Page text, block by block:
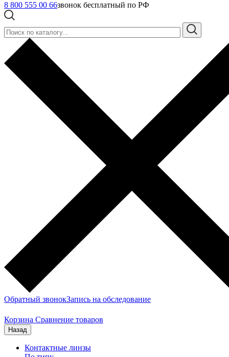
8 800 555 00 66звонок бесплатный по РФ
Обратный звонокЗапись на обследование
Корзина Сравнение товаров
Назад
Контактные линзы